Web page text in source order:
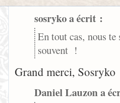
sosryko a écrit :
En tout cas, nous
souvent !
Grand merci, Sosryko
Daniel Lauzon a